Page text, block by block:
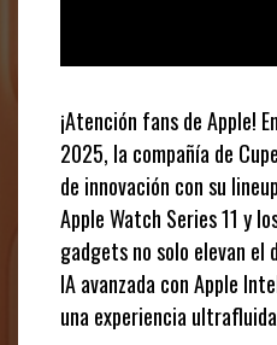
¡Atención fans de Apple!
2025, la compañía de
de innovación con su
Apple Watch Series 11 y
gadgets no solo elevan el
IA avanzada con Apple
una experiencia